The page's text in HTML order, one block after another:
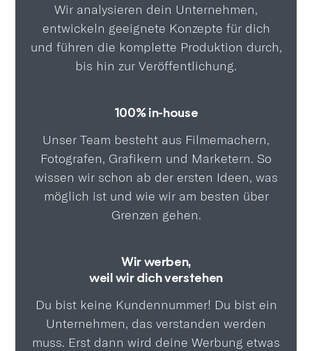
Wir analysieren dein Unternehmen,
entwickeln geeignete Konzepte für dich
und führen die komplette Produktion durch,
bis hin zur Veröffentlichung.
100% in-house
Unser Team besteht aus Filmemachern,
Fotografen, Grafikern und Marketern. So
wissen wir schon ab der ersten Ideen, was
möglich ist und wie wir am besten über
Grenzen gehen.
Wir werben,
weil wir dich verstehen
Du bist keine Kundennummer! Du bist ein
Unternehmen, das verstanden werden
muss. Erst dann wird deine Werbung etwas